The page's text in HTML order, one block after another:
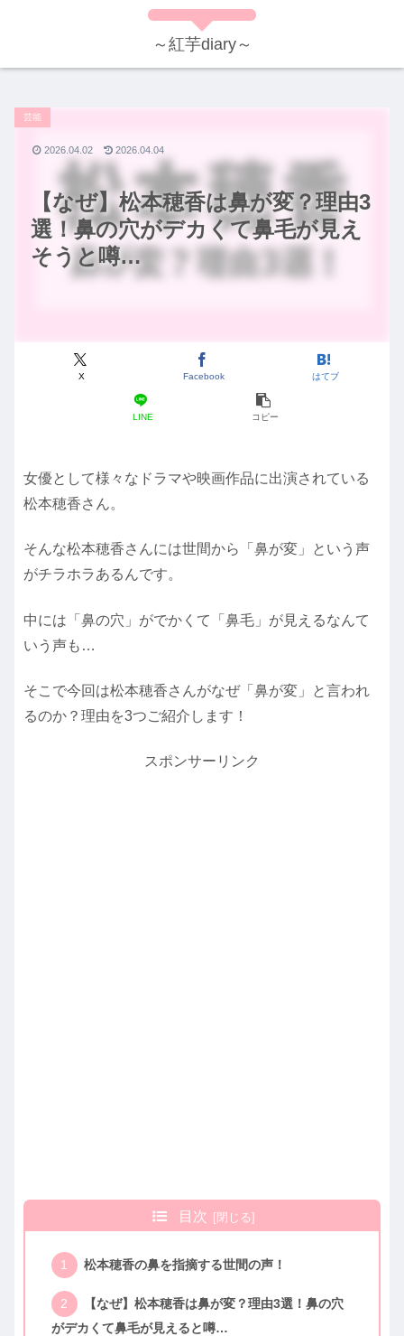
～紅芋diary～
【なぜ】松本穂香は鼻が変？理由3
選！鼻の穴がデカくて鼻毛が見え
そうと噂…
芸能
X Facebook はてブ
LINE コピー
2026.04.02 2026.04.04
女優として様々なドラマや映画作品に出演されている
松本穂香さん。
そんな松本穂香さんには世間から「鼻が変」という声
がチラホラあるんです。
中には「鼻の穴」がでかくて「鼻毛」が見えるなんて
いう声も…
そこで今回は松本穂香さんがなぜ「鼻が変」と言われ
るのか？理由を3つご紹介します！
スポンサーリンク
目次
松本穂香の鼻を指摘する世間の声！
【なぜ】松本穂香は鼻が変？理由3選！鼻の穴
がデカくて鼻毛が見えると噂…